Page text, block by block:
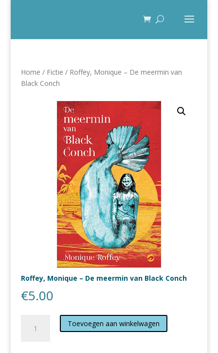
Home / Fictie / Roffey, Monique – De meermin van
Black Conch
Roffey, Monique – De meermin van Black Conch
€5.00
Monique
Toevoegen aan winkelwagen